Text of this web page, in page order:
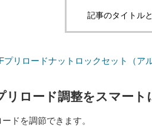
記事のタイトル
リロード調整をスマート
ドを調節できます。